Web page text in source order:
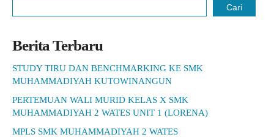
Cari
Berita Terbaru
STUDY TIRU DAN BENCHMARKING KE SMK
MUHAMMADIYAH KUTOWINANGUN
PERTEMUAN WALI MURID KELAS X SMK
MUHAMMADIYAH 2 WATES UNIT 1 (LORENA)
MPLS SMK MUHAMMADIYAH 2 WATES